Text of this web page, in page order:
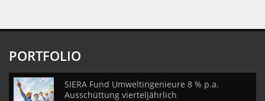
PORTFOLIO
SIERA Fund Umweltingenieure 8 % p.a.
Ausschüttung vierteljährlich